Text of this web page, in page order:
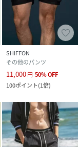
SHIFFON
その他のパンツ
11,000円 50%OFF
100ポイント(1倍)